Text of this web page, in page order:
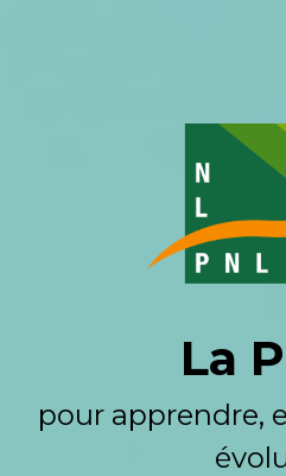
La
pour apprendre,